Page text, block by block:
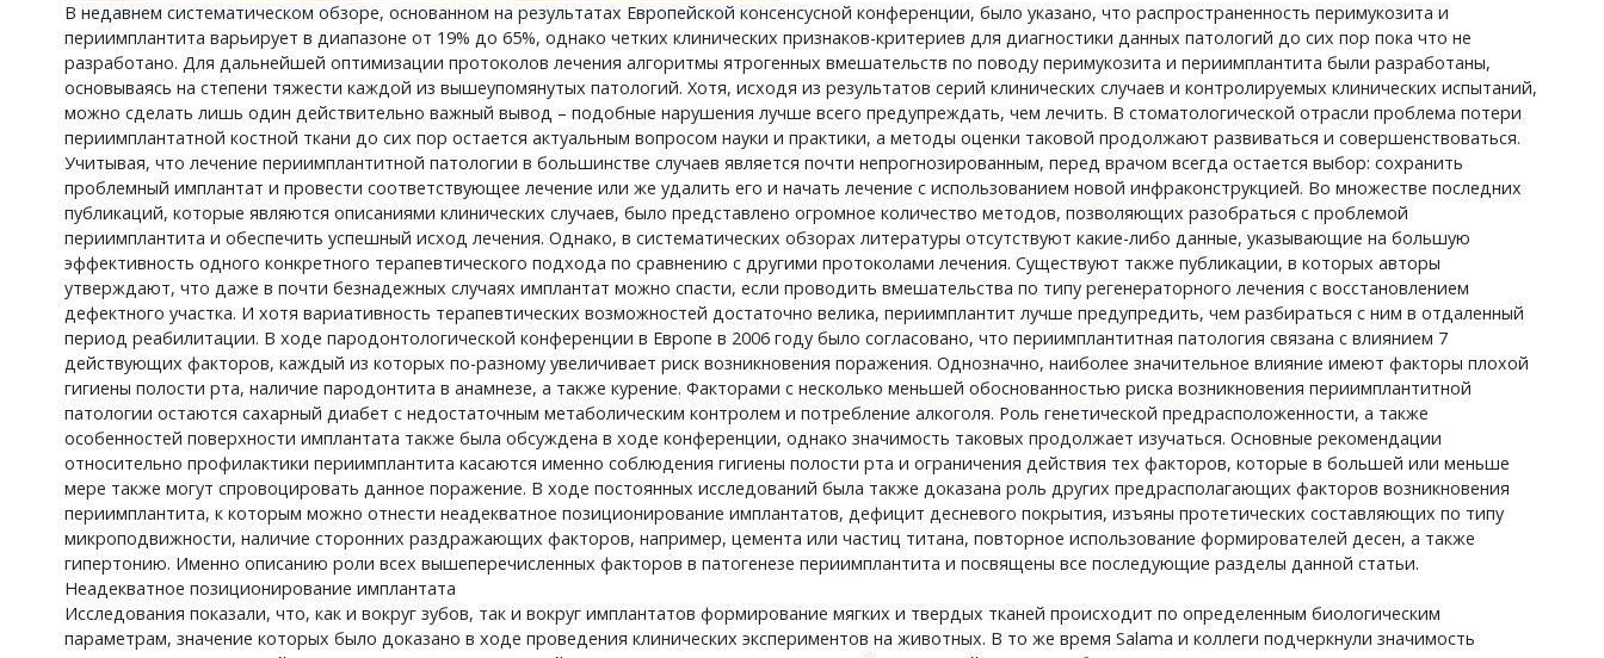
В недавнем систематическом обзоре, основанном на результатах Европейской консенсусной конференции, было указано, что распространенность перимукозита и
периимплантита варьирует в диапазоне от 19% до 65%, однако четких клинических признаков-критериев для диагностики данных патологий до сих пор пока что не
разработано. Для дальнейшей оптимизации протоколов лечения алгоритмы ятрогенных вмешательств по поводу перимукозита и периимплантита были разработаны,
основываясь на степени тяжести каждой из вышеупомянутых патологий. Хотя, исходя из результатов серий клинических случаев и контролируемых клинических испытаний,
можно сделать лишь один действительно важный вывод – подобные нарушения лучше всего предупреждать, чем лечить. В стоматологической отрасли проблема потери
периимплантатной костной ткани до сих пор остается актуальным вопросом науки и практики, а методы оценки таковой продолжают развиваться и совершенствоваться.
Учитывая, что лечение периимплантитной патологии в большинстве случаев является почти непрогнозированным, перед врачом всегда остается выбор: сохранить
проблемный имплантат и провести соответствующее лечение или же удалить его и начать лечение с использованием новой инфраконструкцией. Во множестве последних
публикаций, которые являются описаниями клинических случаев, было представлено огромное количество методов, позволяющих разобраться с проблемой
периимплантита и обеспечить успешный исход лечения. Однако, в систематических обзорах литературы отсутствуют какие-либо данные, указывающие на большую
эффективность одного конкретного терапевтического подхода по сравнению с другими протоколами лечения. Существуют также публикации, в которых авторы
утверждают, что даже в почти безнадежных случаях имплантат можно спасти, если проводить вмешательства по типу регенераторного лечения с восстановлением
дефектного участка. И хотя вариативность терапевтических возможностей достаточно велика, периимплантит лучше предупредить, чем разбираться с ним в отдаленный
период реабилитации. В ходе пародонтологической конференции в Европе в 2006 году было согласовано, что периимплантитная патология связана с влиянием 7
действующих факторов, каждый из которых по-разному увеличивает риск возникновения поражения. Однозначно, наиболее значительное влияние имеют факторы плохой
гигиены полости рта, наличие пародонтита в анамнезе, а также курение. Факторами с несколько меньшей обоснованностью риска возникновения периимплантитной
патологии остаются сахарный диабет с недостаточным метаболическим контролем и потребление алкоголя. Роль генетической предрасположенности, а также
особенностей поверхности имплантата также была обсуждена в ходе конференции, однако значимость таковых продолжает изучаться. Основные рекомендации
относительно профилактики периимплантита касаются именно соблюдения гигиены полости рта и ограничения действия тех факторов, которые в большей или меньше
мере также могут спровоцировать данное поражение. В ходе постоянных исследований была также доказана роль других предрасполагающих факторов возникновения
периимплантита, к которым можно отнести неадекватное позиционирование имплантатов, дефицит десневого покрытия, изъяны протетических составляющих по типу
микроподвижности, наличие сторонних раздражающих факторов, например, цемента или частиц титана, повторное использование формирователей десен, а также
гипертонию. Именно описанию роли всех вышеперечисленных факторов в патогенезе периимплантита и посвящены все последующие разделы данной статьи.
Неадекватное позиционирование имплантата
Исследования показали, что, как и вокруг зубов, так и вокруг имплантатов формирование мягких и твердых тканей происходит по определенным биологическим
параметрам, значение которых было доказано в ходе проведения клинических экспериментов на животных. В то же время Salama и коллеги подчеркнули значимость